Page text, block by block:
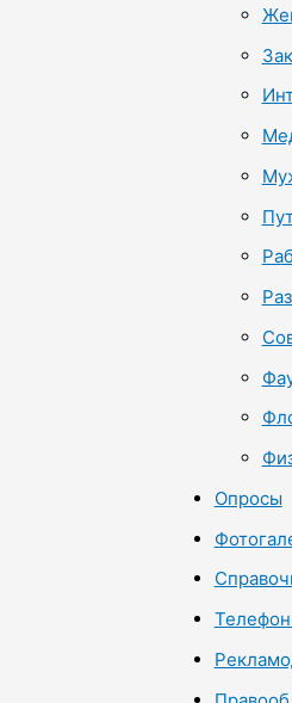
Опросы